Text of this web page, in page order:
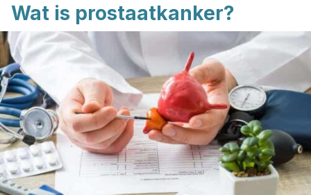
Wat is prostaatkanker?